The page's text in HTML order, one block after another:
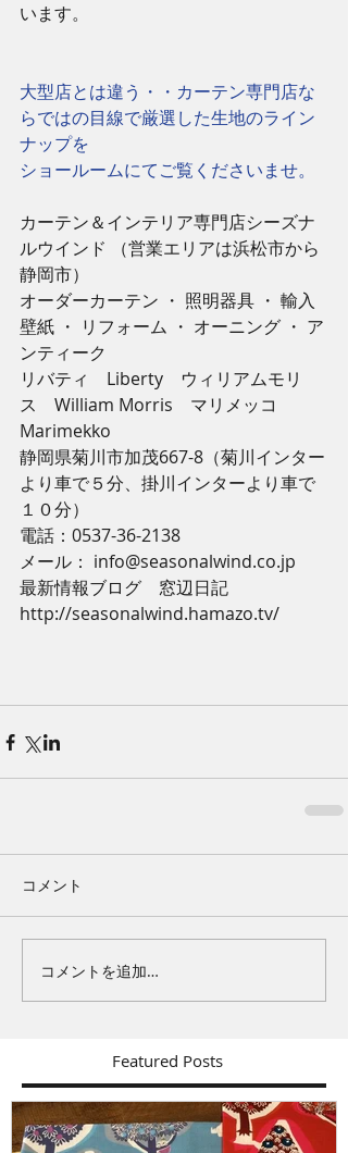
います。
大型店とは違う・・カーテン専門店な
らではの目線で厳選した生地のライン
ナップを
ショールームにてご覧くださいませ。
カーテン＆インテリア専門店シーズナ
ルウインド （営業エリアは浜松市から
静岡市）
オーダーカーテン ・ 照明器具 ・ 輸入
壁紙 ・ リフォーム ・ オーニング ・ ア
ンティーク
リバティ　Liberty　ウィリアムモリ
ス　William Morris　マリメッコ
Marimekko
静岡県菊川市加茂667-8（菊川インター
より車で５分、掛川インターより車で
１０分）
電話：0537-36-2138
メール： info@seasonalwind.co.jp
最新情報ブログ　窓辺日記
http://seasonalwind.hamazo.tv/
コメント
コメントを追加…
Featured Posts